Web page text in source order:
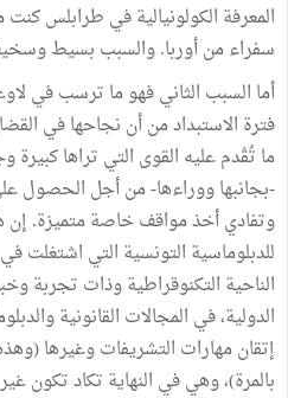
المعرفة الكولونيالية في طرابلس
سفراء من أوربا. والسبب بسيط
أما السبب الثاني فهو ما ترسب في
فترة الاستبداد من أن نجاحها في
ما تُقْدم عليه القوى التي تراها كبيرة
-بجانبها ووراءها- من أجل الحصول
وتفادي أخذ مواقف خاصة متميزة. إن
للدبلوماسية التونسية التي اشتغلت
الناحية التكنوقراطية وذات تجربة
الدولية، في المجالات القانونية
إتقان مهارات التشريفات وغيرها
بالمرة)، وهي في النهاية تكاد تكون